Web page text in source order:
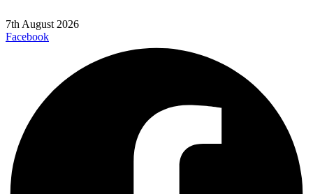
7th August 2026
Facebook